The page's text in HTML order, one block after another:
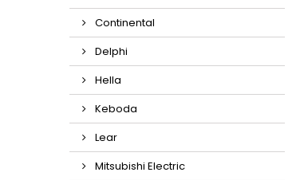
Continental
Delphi
Hella
Keboda
Lear
Mitsubishi Electric